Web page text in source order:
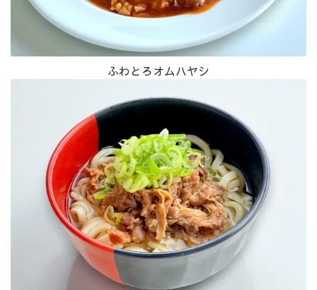
ふわとろオムハヤシ